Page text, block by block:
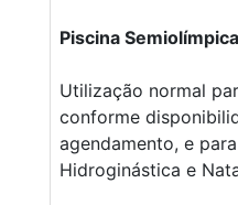
Piscina Semiolímpica
Utilização normal
conforme
agendamento, e
Hidroginástica e